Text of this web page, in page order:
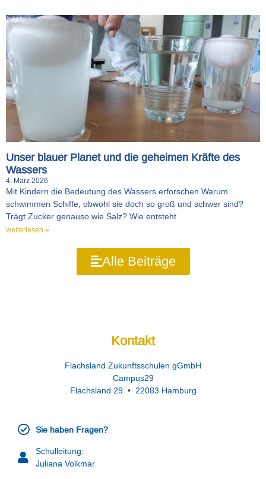
Unser blauer Planet und die geheimen Kräfte des
Wassers
4. März 2026
Mit Kindern die Bedeutung des Wassers erforschen Warum
schwimmen Schiffe, obwohl sie doch so groß und schwer sind?
Trägt Zucker genauso wie Salz? Wie entsteht
weiterlesen »
Alle Beiträge
Kontakt
Flachsland Zukunftsschulen gGmbH
Campus29
Flachsland 29 • 22083 Hamburg
Sie haben Fragen?
Schulleitung:
Juliana Volkmar